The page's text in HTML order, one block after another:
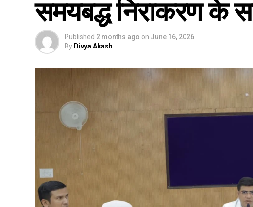
समयबद्ध निराकरण के
Published 2 months ago on June 16, 2026
By Divya Akash